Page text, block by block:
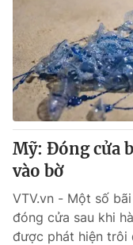
Mỹ: Đóng cửa
vào bờ
VTV.vn - Một số
đóng cửa sau khi
được phát hiện trôi